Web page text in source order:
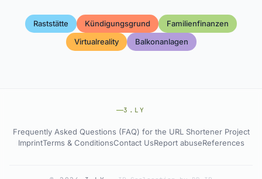
Raststätte Kündigungsgrund
Familienfinanzen
Virtualreality
Balkonanlagen
3.LY
Frequently Asked Questions (FAQ) for the URL Shortener Project
ImprintTerms & ConditionsContact UsReport abuseReferences